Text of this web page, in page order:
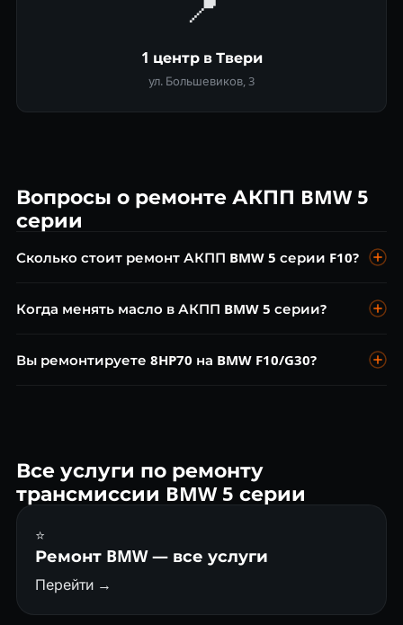
1 центр в Твери
ул. Большевиков, 3
Вопросы о ремонте АКПП BMW 5
серии
Сколько стоит ремонт АКПП BMW 5 серии F10?
ремонт мехатроника 8HP от 20 000 ₽, капитальный ремонт
Когда менять масло в АКПП BMW 5 серии?
«необслуживаемый» режим. Это сохранит АКПП BMW 5
Вы ремонтируете 8HP70 на BMW F10/G30?
Все услуги по ремонту
трансмиссии BMW 5 серии
⭐
Ремонт BMW — все услуги
Перейти →